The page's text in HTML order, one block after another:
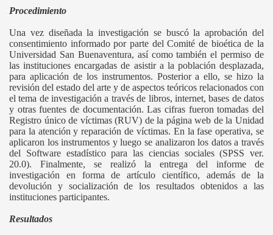
Procedimiento
Una vez diseñada la investigación se buscó la aprobación del
consentimiento informado por parte del Comité de bioética de la
Universidad San Buenaventura, así como también el permiso de
las instituciones encargadas de asistir a la población desplazada,
para aplicación de los instrumentos. Posterior a ello, se hizo la
revisión del estado del arte y de aspectos teóricos relacionados con
el tema de investigación a través de libros, internet, bases de datos
y otras fuentes de documentación. Las cifras fueron tomadas del
Registro único de víctimas (RUV) de la página web de la Unidad
para la atención y reparación de víctimas. En la fase operativa, se
aplicaron los instrumentos y luego se analizaron los datos a través
del Software estadístico para las ciencias sociales (SPSS ver.
20.0). Finalmente, se realizó la entrega del informe de
investigación en forma de artículo científico, además de la
devolución y socialización de los resultados obtenidos a las
instituciones participantes.
Resultados